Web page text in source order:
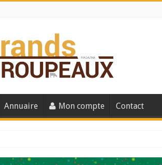
Annuaire Mon compte Contact